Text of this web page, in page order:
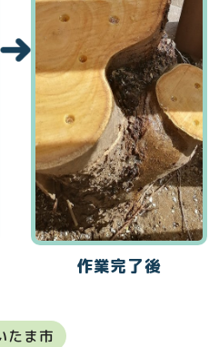
作業完了後
たま市